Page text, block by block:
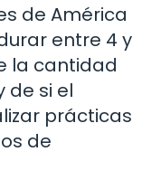
de América
entre 4 y
la cantidad
de si el
prácticas
de